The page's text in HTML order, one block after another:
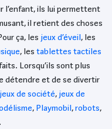
l’enfant, ils lui permettent
il retient des choses
ça, les jeux d’éveil, les
, les tablettes tactiles
Lorsqu’ils sont plus
détendre et de se divertir
jeux de société, jeux de
, Playmobil,robots,